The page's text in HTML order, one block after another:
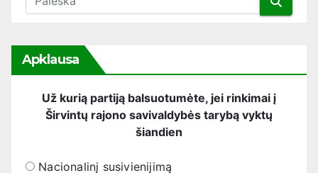
Apklausa
Už kurią partiją balsuotumėte, jei rinkimai į
Širvintų rajono savivaldybės tarybą vyktų
šiandien
Nacionalinį susivienijimą